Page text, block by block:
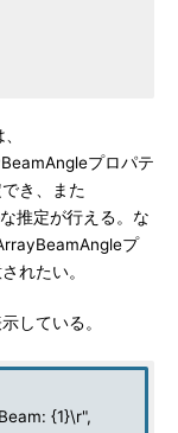
プロパテ
き、また
推定が行える。な
プ
れたい。
している。
{1}\r",